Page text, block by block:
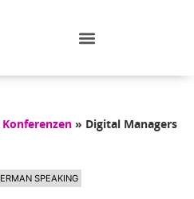
» Digital Managers
SPEAKING